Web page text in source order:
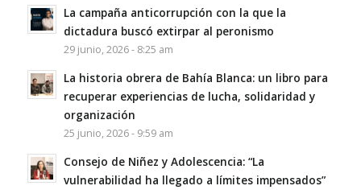
La campaña anticorrupción con la que la
dictadura buscó extirpar al peronismo
29 junio, 2026 - 8:25 am
La historia obrera de Bahía Blanca: un libro para
recuperar experiencias de lucha, solidaridad y
organización
25 junio, 2026 - 9:59 am
Consejo de Niñez y Adolescencia: “La
vulnerabilidad ha llegado a límites impensados”